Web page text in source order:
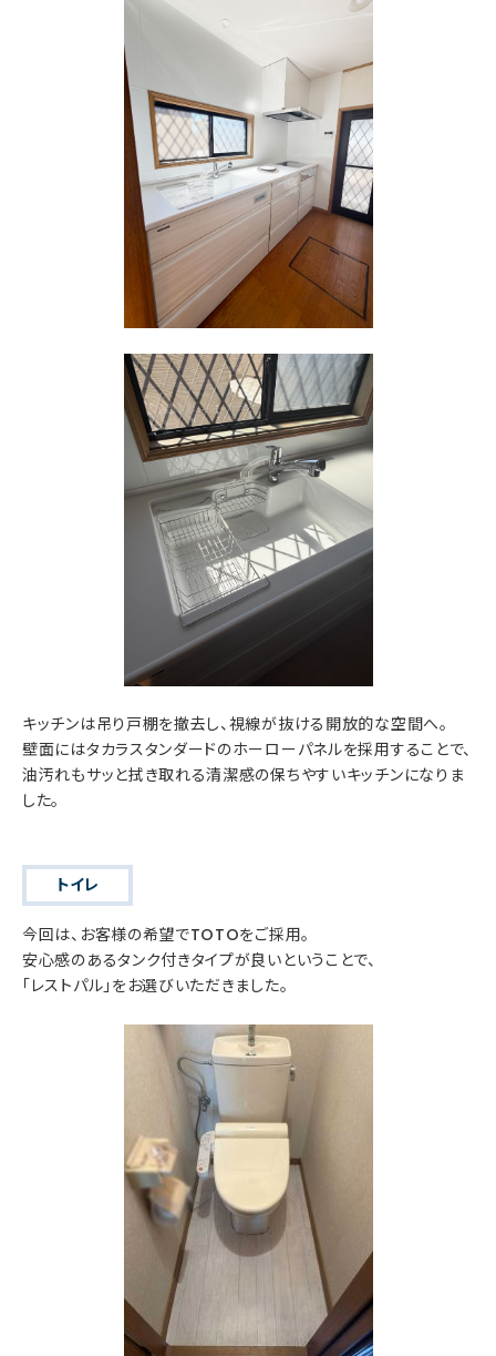
キッチンは吊り戸棚を撤去し、視線が抜ける開放的な空間へ。
壁面にはタカラスタンダードのホーローパネルを採用することで、
油汚れもサッと拭き取れる清潔感の保ちやすいキッチンになりま
した。
トイレ
今回は、お客様の希望でTOTOをご採用。
安心感のあるタンク付きタイプが良いということで、
「レストパル」をお選びいただきました。